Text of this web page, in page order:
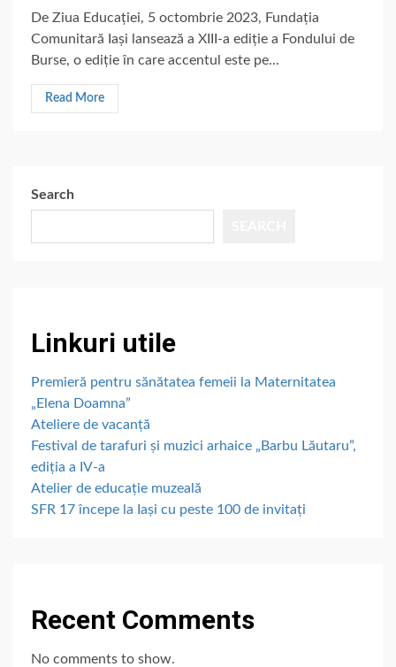
De Ziua Educației, 5 octombrie 2023, Fundația
Comunitară Iași lansează a XIII-a ediție a Fondului de
Burse, o ediție în care accentul este pe...
Read More
Search
Linkuri utile
Premieră pentru sănătatea femeii la Maternitatea
„Elena Doamna”
Ateliere de vacanță
Festival de tarafuri și muzici arhaice „Barbu Lăutaru”,
ediția a IV-a
Atelier de educație muzeală
SFR 17 începe la Iași cu peste 100 de invitați
Recent Comments
No comments to show.